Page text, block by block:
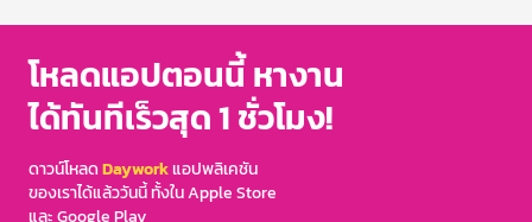
of
โหลดแอปตอนนี้ หางาน
ได้ทันทีเร็วสุด 1 ชั่วโมง!
ดาวน์โหลดDayworkแอปพลิเคชัน
ของเราได้แล้ววันนี้ ทั้งใน Apple Store
และ Google Play